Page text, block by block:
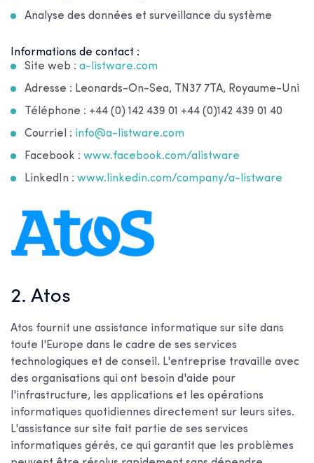
Analyse des données et surveillance du système
Informations de contact :
Site web : a-listware.com
Adresse : Leonards-On-Sea, TN37 7TA, Royaume-Uni
Téléphone : +44 (0) 142 439 01 +44 (0)142 439 01 40
Courriel : info@a-listware.com
Facebook : www.facebook.com/alistware
LinkedIn : www.linkedin.com/company/a-listware
2. Atos
Atos fournit une assistance informatique sur site dans
toute l'Europe dans le cadre de ses services
technologiques et de conseil. L'entreprise travaille avec
des organisations qui ont besoin d'aide pour
l'infrastructure, les applications et les opérations
informatiques quotidiennes directement sur leurs sites.
L'assistance sur site fait partie de ses services
informatiques gérés, ce qui garantit que les problèmes